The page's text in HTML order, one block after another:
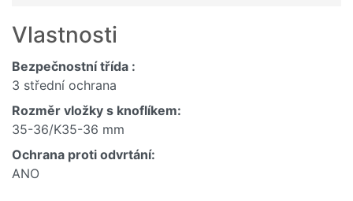
Vlastnosti
Bezpečnostní třída :
3 střední ochrana
Rozměr vložky s knoflíkem:
35-36/K35-36 mm
Ochrana proti odvrtání:
ANO